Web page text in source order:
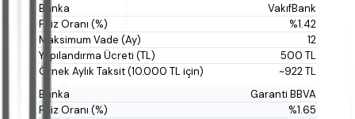
VakıfBank
%1.42
12
500 TL
~922 TL
Garanti BBVA
%1.65